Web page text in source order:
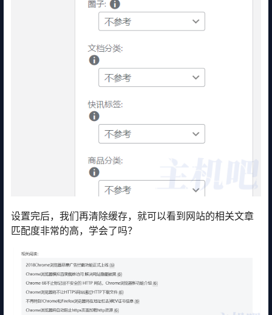
设置完后，我们再清除缓存，就可以看到网站的相关文章
匹配度非常的高，学会了吗？